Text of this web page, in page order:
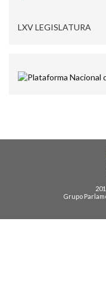
LXV LEGISLATURA
Grupo